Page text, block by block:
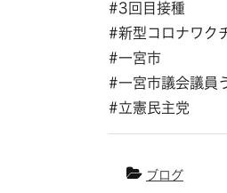
#3回目接種
#新型コロナワク
#一宮市
#一宮市議会議員
#立憲民主党
ブログ